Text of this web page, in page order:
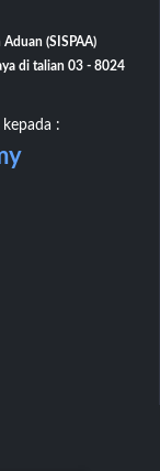
(SISPAA)
di talian 03 - 8024
: